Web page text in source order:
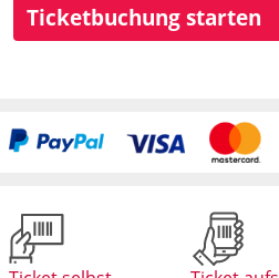
Ticketbuchung starten